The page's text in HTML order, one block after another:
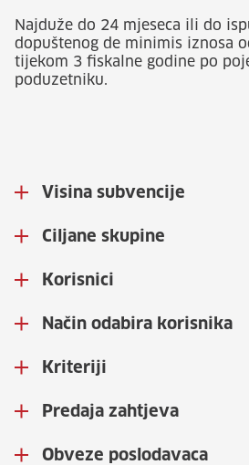
Najduže do 24 mjeseca ili do
dopuštenog de minimis iznosa
tijekom 3 fiskalne godine po
poduzetniku.
Visina subvencije
Ciljane skupine
Korisnici
Način odabira korisnika
Kriteriji
Predaja zahtjeva
Obveze poslodavaca